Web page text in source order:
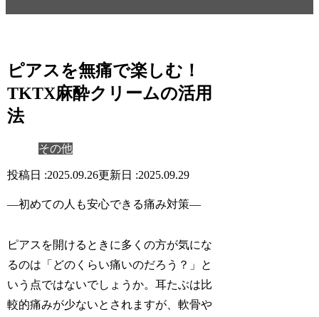
ピアスを無痛で楽しむ！
TKTX麻酔クリームの活用
法
その他
2025.09.26 2025.09.29
—初めての人も安心できる痛み対策—
ピアスを開けるときに多くの方が気にな
るのは「 どのくらい痛いのだろう？ 」と
いう点ではないでしょうか。耳たぶは比
較的痛みが少ないとされますが、軟骨や